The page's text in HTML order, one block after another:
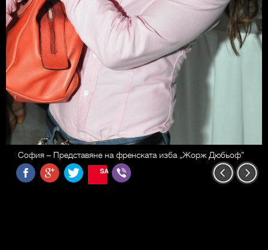
София – Представяне на френската изба „Жорж Дюбьоф”
SAVE